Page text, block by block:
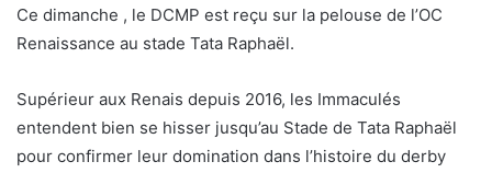
Ce dimanche , le DCMP est reçu sur la pelouse de l’OC
Renaissance au stade Tata Raphaël.
Supérieur aux Renais depuis 2016, les Immaculés
entendent bien se hisser jusqu’au Stade de Tata Raphaël
pour confirmer leur domination dans l’histoire du derby